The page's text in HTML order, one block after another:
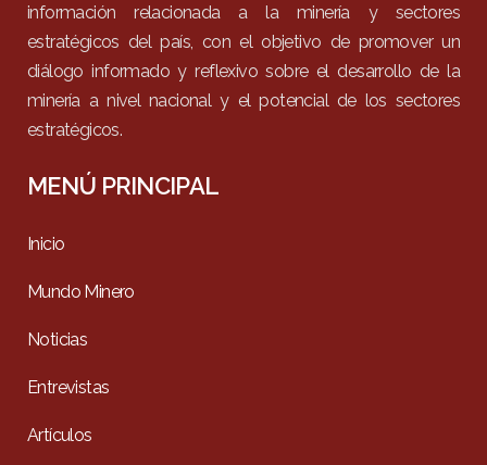
información relacionada a la minería y sectores
estratégicos del país, con el objetivo de promover un
diálogo informado y reflexivo sobre el desarrollo de la
minería a nivel nacional y el potencial de los sectores
estratégicos.
MENÚ PRINCIPAL
Inicio
Mundo Minero
Noticias
Entrevistas
Artículos